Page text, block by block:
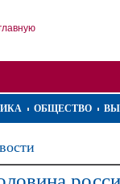
ОБЩЕСТВО